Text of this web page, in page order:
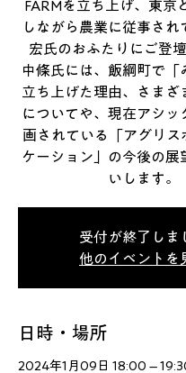
FARMを立ち上げ、東京
しながら農業に従事され
宏氏のおふたりにご登壇
中條氏には、飯綱町で「
立ち上げた理由、さまざ
についてや、現在アシッ
画されている「アグリ
ケーション」の今後の展
いします。
受付が終了しま
他のイベントを
日時・場所
2024年1月09日 18:00 –